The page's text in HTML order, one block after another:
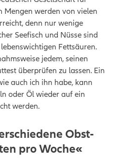
Mengen werden von vielen
denn nur wenige
Seefisch und Nüsse sind
Fettsäuren.
jedem, seinen
überprüfen zu lassen. Ein
auch ich ihn habe, kann
oder Öl wieder auf ein
werden.
Obst-
pro Woche«